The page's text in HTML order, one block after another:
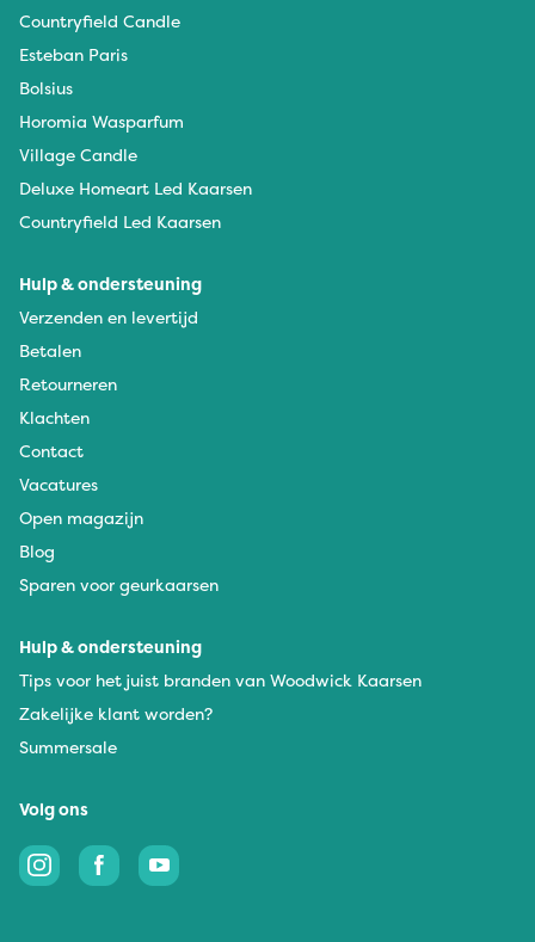
Countryfield Candle
Esteban Paris
Bolsius
Horomia Wasparfum
Village Candle
Deluxe Homeart Led Kaarsen
Countryfield Led Kaarsen
Hulp & ondersteuning
Verzenden en levertijd
Betalen
Retourneren
Klachten
Contact
Vacatures
Open magazijn
Blog
Sparen voor geurkaarsen
Hulp & ondersteuning
Tips voor het juist branden van Woodwick Kaarsen
Zakelijke klant worden?
Summersale
Volg ons